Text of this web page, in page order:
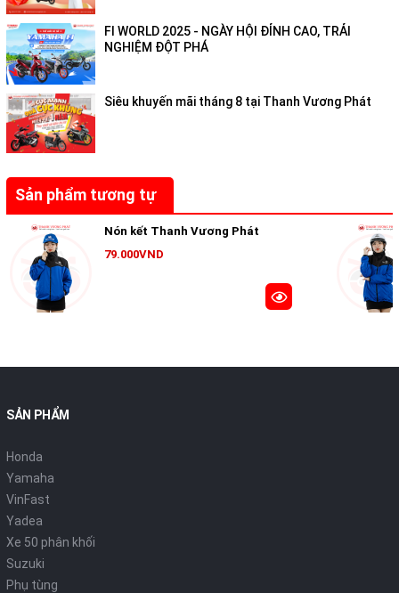
FI WORLD 2025 - NGÀY HỘI ĐỈNH CAO, TRẢI
NGHIỆM ĐỘT PHÁ
Siêu khuyến mãi tháng 8 tại Thanh Vương Phát
Sản phẩm tương tự
Nón kết Thanh Vương Phát
79.000VND
SẢN PHẨM
Honda
Yamaha
VinFast
Yadea
Xe 50 phân khối
Suzuki
Phụ tùng